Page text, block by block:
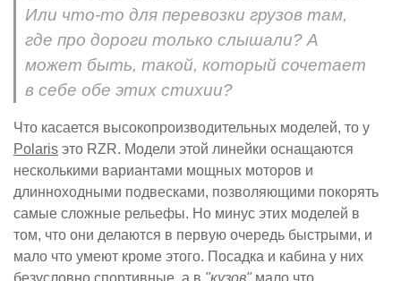
Или что-то для перевозки грузов там,
где про дороги только слышали? А
может быть, такой, который сочетает
в себе обе этих стихии?
Что касается высокопроизводительных моделей, то у
Polaris это RZR. Модели этой линейки оснащаются
несколькими вариантами мощных моторов и
длинноходными подвесками, позволяющими покорять
самые сложные рельефы. Но минус этих моделей в
том, что они делаются в первую очередь быстрыми, и
мало что умеют кроме этого. Посадка и кабина у них
безусловно спортивные, а в "кузов" мало что